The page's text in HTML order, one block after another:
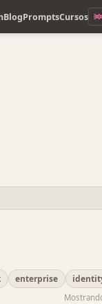
BlogPromptsCursos
enterprise